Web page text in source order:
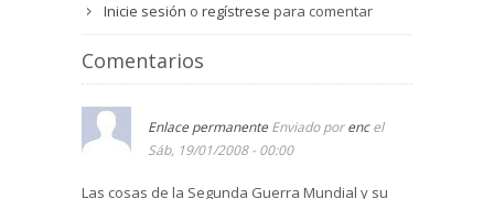
Inicie sesión o regístrese para comentar
Comentarios
Enlace permanente Enviado porencel
Sáb, 19/01/2008 - 00:00
Las cosas de la Segunda Guerra Mundial y su